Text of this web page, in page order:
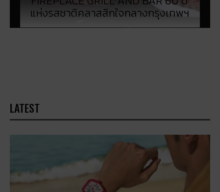
แห่งรสชาติคลาสสิกใจกลางกรุงเทพฯ
LATEST